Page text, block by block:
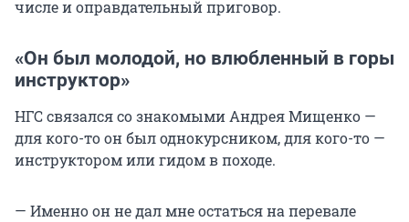
числе и оправдательный приговор.
«Он был молодой, но влюбленный в горы
инструктор»
НГС связался со знакомыми Андрея Мищенко —
для кого-то он был однокурсником, для кого-то —
инструктором или гидом в походе.
— Именно он не дал мне остаться на перевале